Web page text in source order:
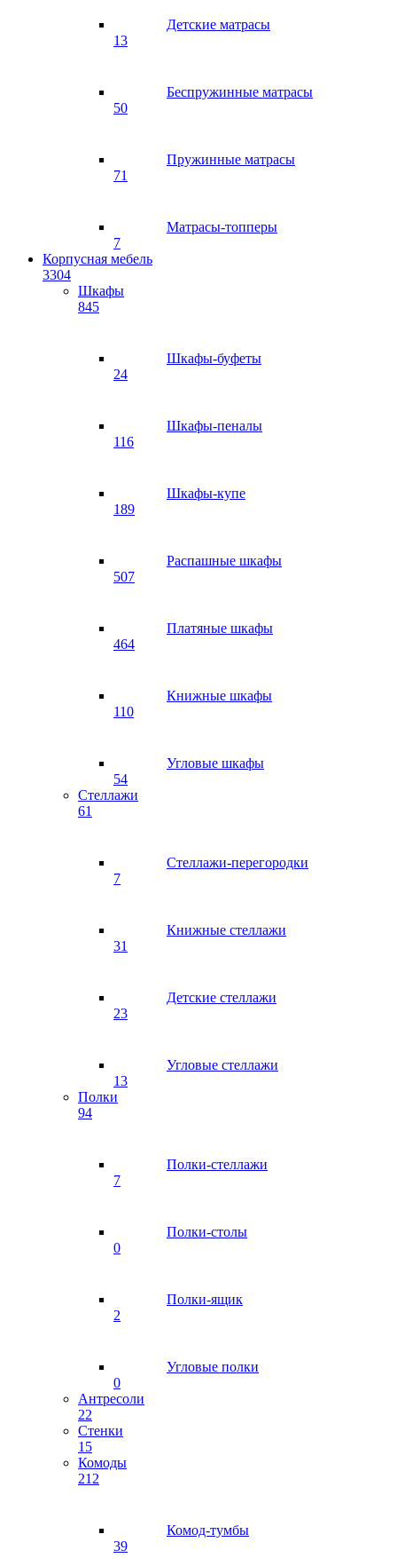
Детские матрасы
13
Беспружинные матрасы
50
Пружинные матрасы
71
Матрасы-топперы
7
Корпусная мебель
3304
Шкафы
845
Шкафы-буфеты
24
Шкафы-пеналы
116
Шкафы-купе
189
Распашные шкафы
507
Платяные шкафы
464
Книжные шкафы
110
Угловые шкафы
54
Стеллажи
61
Стеллажи-перегородки
7
Книжные стеллажи
31
Детские стеллажи
23
Угловые стеллажи
13
Полки
94
Полки-стеллажи
7
Полки-столы
0
Полки-ящик
2
Угловые полки
0
Антресоли
22
Стенки
15
Комоды
212
Комод-тумбы
39